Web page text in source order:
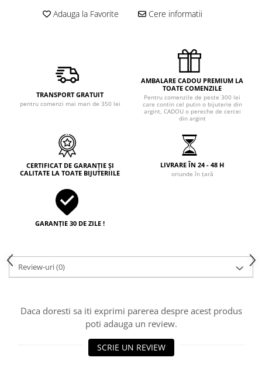
Adauga la Favorite Cere informatii
TRANSPORT GRATUIT
pentru comenzi mai mari de 350 lei
AMBALARE CADOU PREMIUM LA
TOATE COMENZILE
Pentru comenzile de peste 300 lei
care contin cel putin o bijuterie din
argint, CADOU o pereche de cercei
din argint
CERTIFICAT DE GARANȚIE ȘI
CALITATE LA TOATE BIJUTERIILE
LIVRARE ÎN 24 - 48 H
oriunde în țară
GARANȚIE 30 DE ZILE !
Review-uri(0)
Daca doresti sa iti exprimi parerea despre acest produs
poti adauga un review.
SCRIE UN REVIEW